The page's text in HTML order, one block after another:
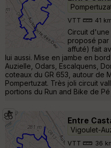
VTT 41
Circuit
proposé par
affuté) fait
lui aussi. Mise en jambe en
Auzielle, Odars, Escalquens,
coteaux du GR 653, autour de
Pompertuzat. Très joli circuit
portions du Run and Bike de Pé
Entre
Vigoulet-
VTT 36